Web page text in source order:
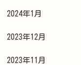
2024年1月
2023年12月
2023年11月